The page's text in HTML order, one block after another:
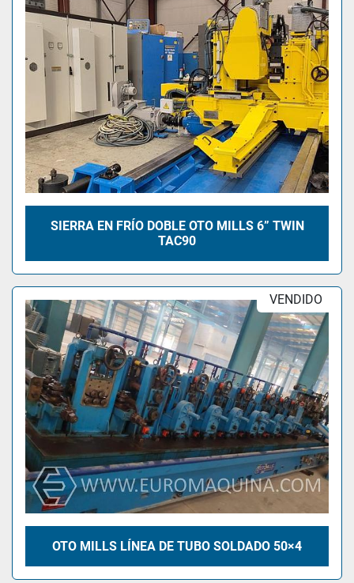
SIERRA EN FRÍO DOBLE OTO MILLS 6” TWIN
TAC90
VENDIDO
OTO MILLS LÍNEA DE TUBO SOLDADO 50×4